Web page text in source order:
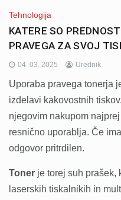
Tehnologija
KATERE SO
PRAVEGA ZA SVOJ
04. 03. 2025 Urednik
Uporaba pravega tonerja
izdelavi kakovostnih
njegovim nakupom
resnično uporablja. Če
odgovor pritrdilen.
Toner je torej suh prašek,
laserskih tiskalnikih in